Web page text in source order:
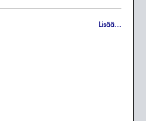
Lisää...